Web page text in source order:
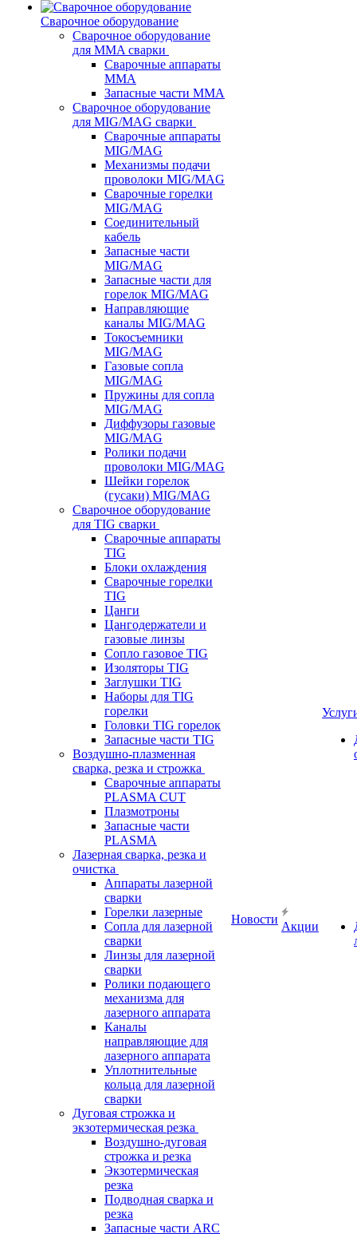
Сварочное оборудование
Сварочное оборудование
для MMA сварки
Сварочные аппараты
MMA
Запасные части MMA
Сварочное оборудование
для MIG/MAG сварки
Сварочные аппараты
MIG/MAG
Механизмы подачи
проволоки MIG/MAG
Сварочные горелки
MIG/MAG
Соединительный
кабель
Запасные части
MIG/MAG
Запасные части для
горелок MIG/MAG
Направляющие
каналы MIG/MAG
Токосъемники
MIG/MAG
Газовые сопла
MIG/MAG
Пружины для сопла
MIG/MAG
Диффузоры газовые
MIG/MAG
Ролики подачи
проволоки MIG/MAG
Шейки горелок
(гусаки) MIG/MAG
Сварочное оборудование
для TIG сварки
Сварочные аппараты
TIG
Блоки охлаждения
Сварочные горелки
TIG
Цанги
Цангодержатели и
газовые линзы
Сопло газовое TIG
Изоляторы TIG
Заглушки TIG
Наборы для TIG
горелки
Головки TIG горелок
Запасные части TIG
Воздушно-плазменная
сварка, резка и строжка
Сварочные аппараты
PLASMA CUT
Плазмотроны
Запасные части
PLASMA
Лазерная сварка, резка и
очистка
Аппараты лазерной
сварки
Горелки лазерные
Сопла для лазерной
сварки
Линзы для лазерной
сварки
Ролики подающего
механизма для
лазерного аппарата
Каналы
направляющие для
лазерного аппарата
Уплотнительные
кольца для лазерной
сварки
Дуговая строжка и
экзотермическая резка
Воздушно-дуговая
строжка и резка
Экзотермическая
резка
Подводная сварка и
резка
Запасные части ARC
Новости
Акции